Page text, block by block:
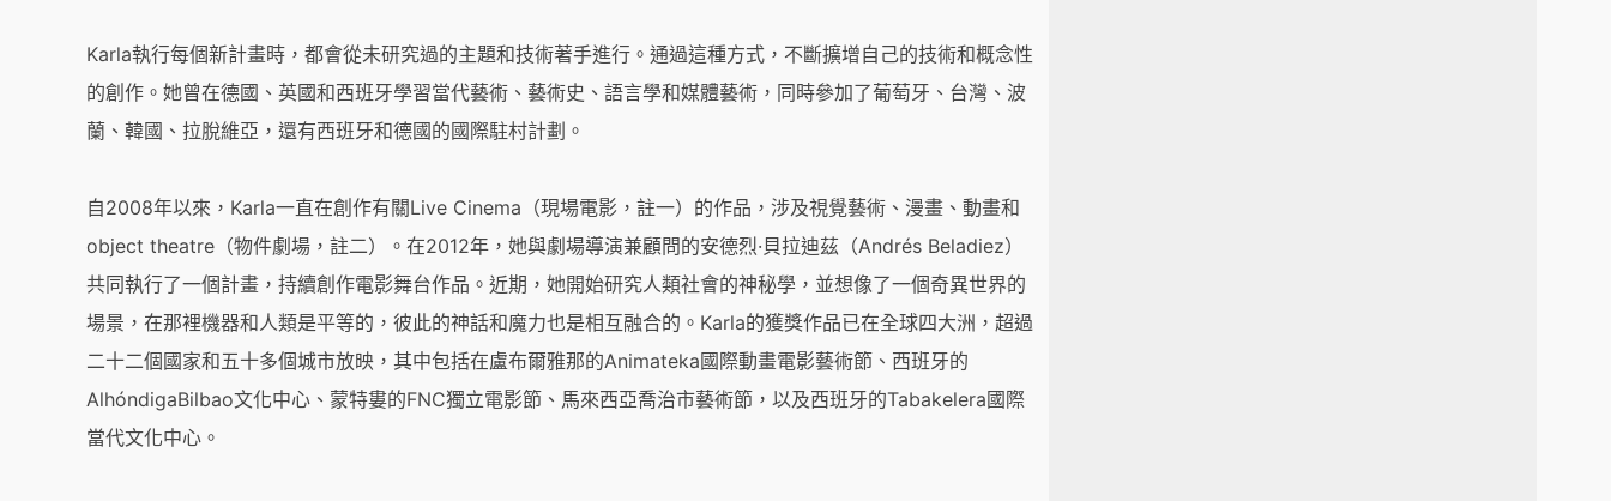
Karla執行每個新計畫時，都會從未研究過的主題和技術著手進行。通過這種方式，不斷擴增自己的技術和概念性
的創作。她曾在德國、英國和西班牙學習當代藝術、藝術史、語言學和媒體藝術，同時參加了葡萄牙、台灣、波
蘭、韓國、拉脫維亞，還有西班牙和德國的國際駐村計劃。
自2008年以來，Karla一直在創作有關Live Cinema（現場電影，註一）的作品，涉及視覺藝術、漫畫、動畫和
object theatre（物件劇場，註二）。在2012年，她與劇場導演兼顧問的安德烈·貝拉迪茲（Andrés Beladiez）
共同執行了一個計畫，持續創作電影舞台作品。近期，她開始研究人類社會的神秘學，並想像了一個奇異世界的
場景，在那裡機器和人類是平等的，彼此的神話和魔力也是相互融合的。Karla的獲獎作品已在全球四大洲，超過
二十二個國家和五十多個城市放映，其中包括在盧布爾雅那的Animateka國際動畫電影藝術節、西班牙的
AlhóndigaBilbao文化中心、蒙特婁的FNC獨立電影節、馬來西亞喬治市藝術節，以及西班牙的Tabakelera國際
當代文化中心。